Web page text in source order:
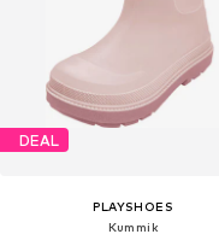
DEAL
PLAYSHOES
Kummik